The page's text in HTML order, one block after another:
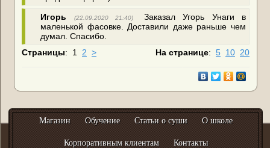
Игорь (22.09.2020 21:40)
Заказал Угорь Унаги в
маленькой фасовке. Доставили даже раньше чем
думал. Спасибо.
На странице: 5 10 20
Страницы: 1 2 >
Магазин Обучение Статьи о суши О школе
Корпоративным клиентам Контакты